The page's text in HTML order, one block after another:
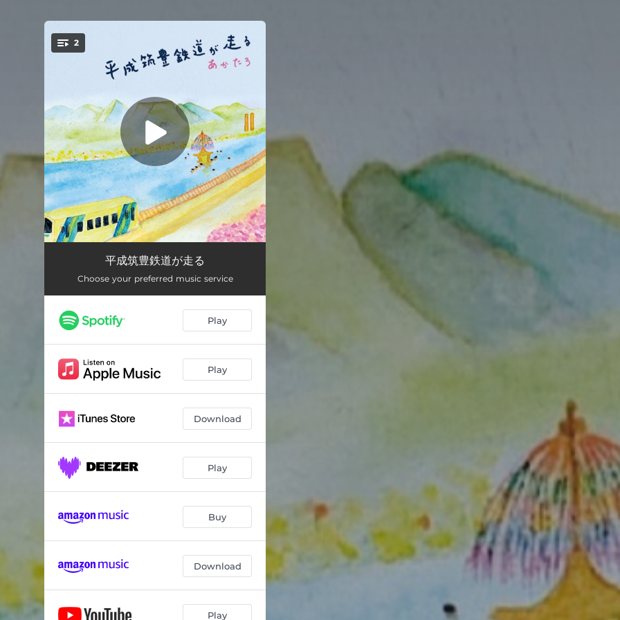
You're all set!
2
平成筑豊鉄道が走る
石炭ソフト奢って 02:00
平成筑豊鉄道が走る
Choose your preferred music service
Play
Play
Download
Play
Buy
Download
Play